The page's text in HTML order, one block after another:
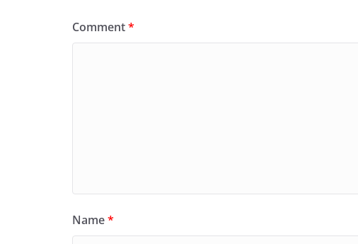
Comment*
Name*